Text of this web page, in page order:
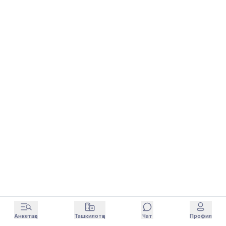
Анкетаҳо Ташкилотҳо Чат Профил